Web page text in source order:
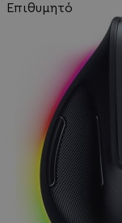
Επιθυμητό